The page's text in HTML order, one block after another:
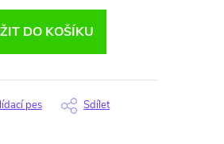
DO KOŠÍKU
pes Sdílet